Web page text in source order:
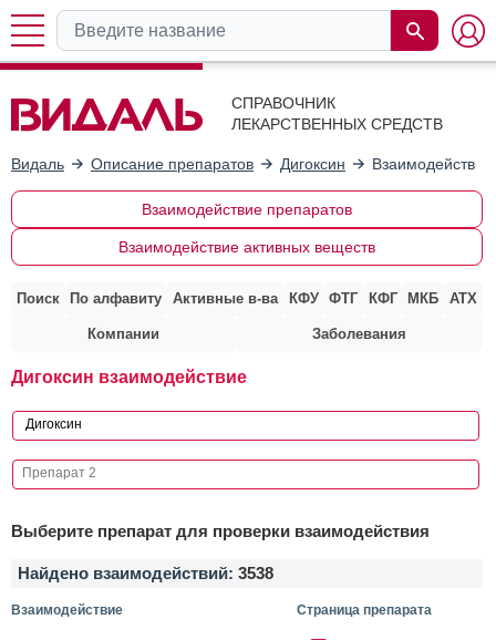
СПРАВОЧНИК
ЛЕКАРСТВЕННЫХ СРЕДСТВ
Видаль Описание препаратов Дигоксин
Взаимодействие препаратов
Взаимодействие активных веществ
Поиск По алфавиту Активные в-ва КФУ ФТГ КФГ МКБ АТХ
Компании Заболевания
Дигоксин взаимодействие
Выберите препарат для проверки взаимодействия
Найдено взаимодействий: 3538
Взаимодействие Страница препарата